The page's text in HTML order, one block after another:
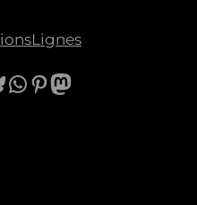
Lignes
WhatsApp Pinterest Mastodon